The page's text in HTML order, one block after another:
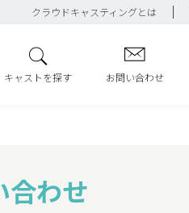
クラウドキャスティングとは
キャストを探す お問い合わせ
合わせ